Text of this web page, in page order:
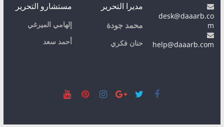
desk@daaarb.co
m
help@daaarb.com
مديرا التحرير
محمد جودة
حنان فكري
مستشارو التحرير
إلهامي الميرغي
أحمد سعد